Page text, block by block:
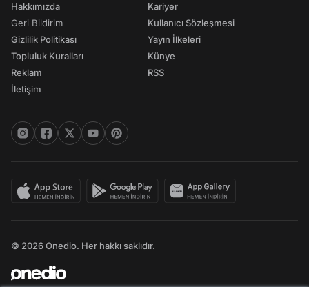
Hakkımızda
Geri Bildirim
Gizlilik Politikası
Topluluk Kuralları
Reklam
İletişim
Kariyer
Kullanıcı Sözleşmesi
Yayın İlkeleri
Künye
RSS
© 2026 Onedio. Her hakkı saklıdır.